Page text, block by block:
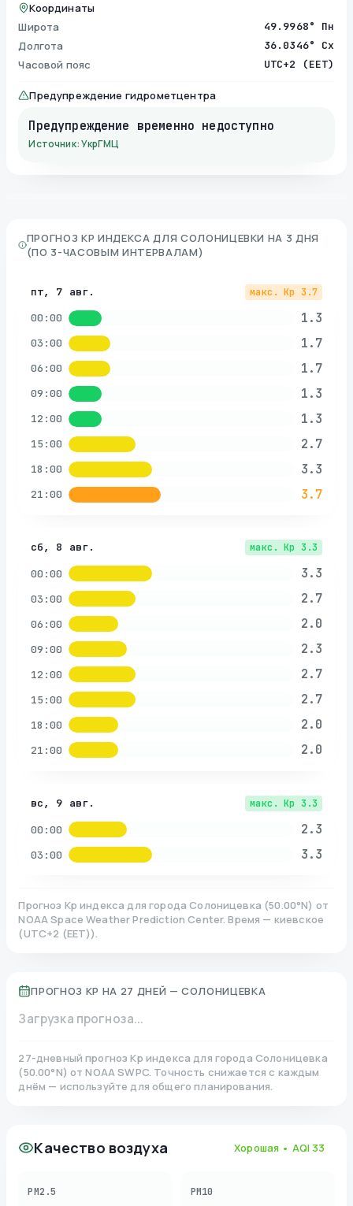
Координаты
Широта
49.9968° Пн
Долгота 36.0346° Сх
Часовой пояс UTC+2 (EET)
Предупреждение гидрометцентра
Предупреждение временно недоступно
Источник: УкрГМЦ
ПРОГНОЗ KP ИНДЕКСА ДЛЯ СОЛОНИЦЕВКИ НА 3 ДНЯ
(ПО 3-ЧАСОВЫМ ИНТЕРВАЛАМ)
пт, 7 авг. макс. Kp 3.7
00:00 1.3
03:00 1.7
06:00 1.7
09:00 1.3
12:00 1.3
15:00 2.7
18:00 3.3
21:00 3.7
сб, 8 авг. макс. Kp 3.3
00:00 3.3
03:00 2.7
06:00 2.0
09:00 2.3
12:00 2.7
15:00 2.7
18:00 2.0
21:00 2.0
вс, 9 авг. макс. Kp 3.3
00:00 2.3
03:00 3.3
Прогноз Kp индекса для города Солоницевка (50.00°N) от
NOAA Space Weather Prediction Center. Время — киевское
(UTC+2 (EET)).
ПРОГНОЗ KP НА 27 ДНЕЙ — СОЛОНИЦЕВКА
Загрузка прогноза...
27-дневный прогноз Kp индекса для города Солоницевка
(50.00°N)от NOAA SWPC. Точность снижается с каждым
днём — используйте для общего планирования.
Качество воздуха Хорошая • AQI 33
PM2.5 PM10